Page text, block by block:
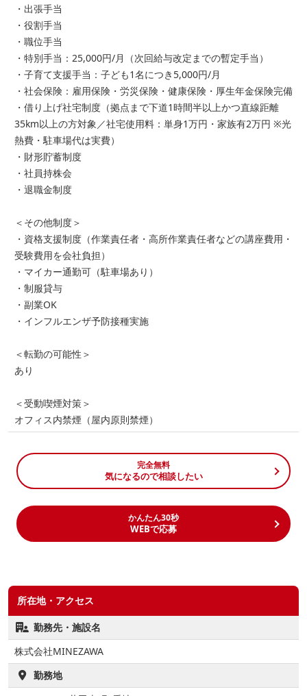
・出張手当
・役割手当
・職位手当
・特別手当：25,000円/月（次回給与改定までの暫定手当）
・子育て支援手当：子ども1名につき5,000円/月
・社会保険：雇用保険・労災保険・健康保険・厚生年金保険完備
・借り上げ社宅制度（拠点まで下道1時間半以上かつ直線距離
35km以上の方対象／社宅使用料：単身1万円・家族有2万円 ※光
熱費・駐車場代は実費）
・財形貯蓄制度
・社員持株会
・退職金制度
＜その他制度＞
・資格支援制度（作業責任者・高所作業責任者などの講座費用・
受験費用を会社負担）
・マイカー通勤可（駐車場あり）
・制服貸与
・副業OK
・インフルエンザ予防接種実施
＜転勤の可能性＞
あり
＜受動喫煙対策＞
オフィス内禁煙（屋内原則禁煙）
完全無料
気になるので相談したい
かんたん30秒
WEBで応募
所在地・アクセス
勤務先・施設名
株式会社MINEZAWA
勤務地